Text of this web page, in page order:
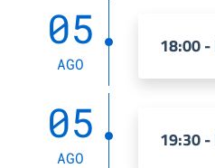
05
AGO
18:00
05
AGO
19:30 -